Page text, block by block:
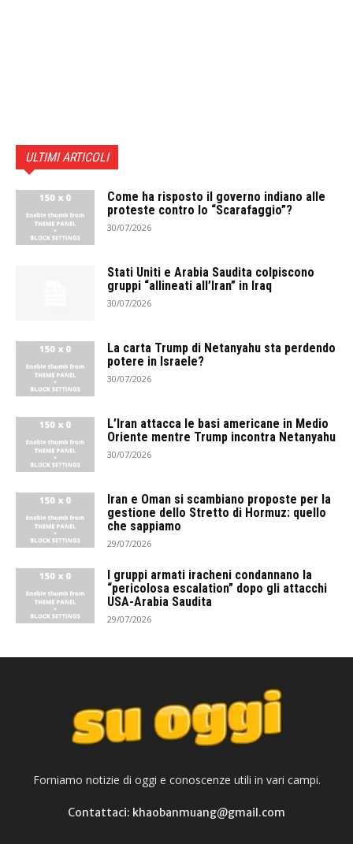
ULTIMI ARTICOLI
Come ha risposto il governo indiano alle
proteste contro lo “Scarafaggio”?
30/07/2026
Stati Uniti e Arabia Saudita colpiscono
gruppi “allineati all’Iran” in Iraq
30/07/2026
La carta Trump di Netanyahu sta perdendo
potere in Israele?
30/07/2026
L’Iran attacca le basi americane in Medio
Oriente mentre Trump incontra Netanyahu
30/07/2026
Iran e Oman si scambiano proposte per la
gestione dello Stretto di Hormuz: quello
che sappiamo
29/07/2026
I gruppi armati iracheni condannano la
“pericolosa escalation” dopo gli attacchi
USA-Arabia Saudita
29/07/2026
Forniamo notizie di oggi e conoscenze utili in vari campi.
Contattaci: khaobanmuang@gmail.com